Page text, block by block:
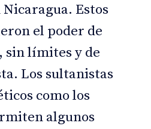
Estos
el poder de
límites y de
Los sultanistas
como los
algunos